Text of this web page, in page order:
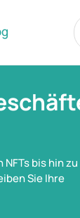
bis hin zu
Sie Ihre